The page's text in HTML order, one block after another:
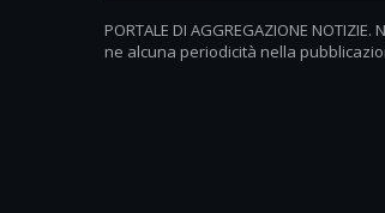
PORTALE DI AGGREGAZIONE
ne alcuna periodicità nella